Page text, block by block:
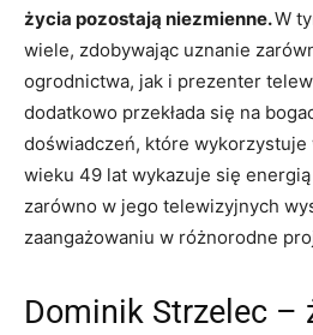
życia pozostają niezmienne.W
wiele, zdobywając uznanie
ogrodnictwa, jak i prezenter
dodatkowo przekłada się na
doświadczeń, które wykorzystuje
wieku 49 lat wykazuje się
zarówno w jego telewizyjnych
zaangażowaniu w różnorodne
Dominik Strzelec –